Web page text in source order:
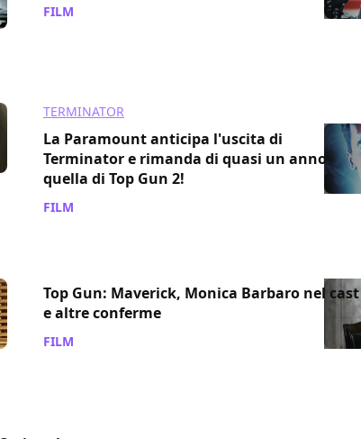
FILM
TERMINATOR
La Paramount anticipa l'uscita di
Terminator e rimanda di quasi un anno
quella di Top Gun 2!
FILM
Top Gun: Maverick, Monica Barbaro nel cast
e altre conferme
FILM